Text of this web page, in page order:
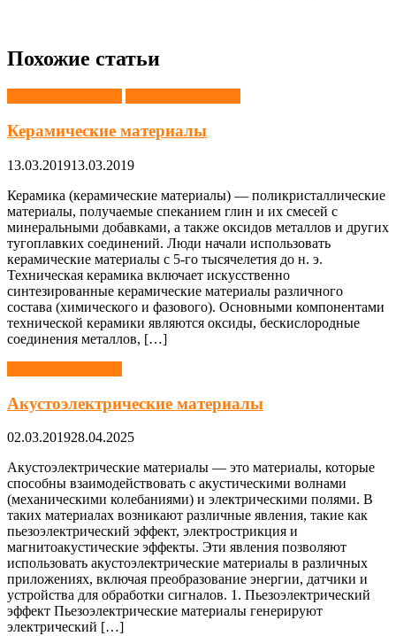
Похожие статьи
Керамические материалы
13.03.201913.03.2019
Керамика (керамические материалы) — поликристаллические
материалы, получаемые спеканием глин и их смесей с
минеральными добавками, а также оксидов металлов и других
тугоплавких соединений. Люди начали использовать
керамические материалы с 5-го тысячелетия до н. э.
Техническая керамика включает искусственно
синтезированные керамические материалы различного
состава (химического и фазового). Основными компонентами
технической керамики являются оксиды, бескислородные
соединения металлов, […]
Акустоэлектрические материалы
02.03.201928.04.2025
Акустоэлектрические материалы — это материалы, которые
способны взаимодействовать с акустическими волнами
(механическими колебаниями) и электрическими полями. В
таких материалах возникают различные явления, такие как
пьезоэлектрический эффект, электрострикция и
магнитоакустические эффекты. Эти явления позволяют
использовать акустоэлектрические материалы в различных
приложениях, включая преобразование энергии, датчики и
устройства для обработки сигналов. 1. Пьезоэлектрический
эффект Пьезоэлектрические материалы генерируют
электрический […]